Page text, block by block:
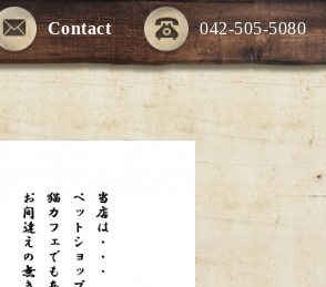
042-505-5080
Contact